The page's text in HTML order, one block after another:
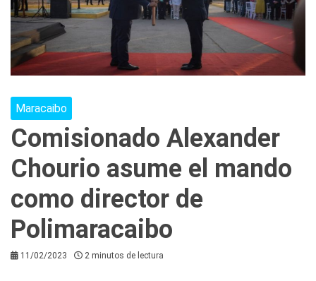
Maracaibo
Comisionado Alexander
Chourio asume el mando
como director de
Polimaracaibo
11/02/2023 2 minutos de lectura